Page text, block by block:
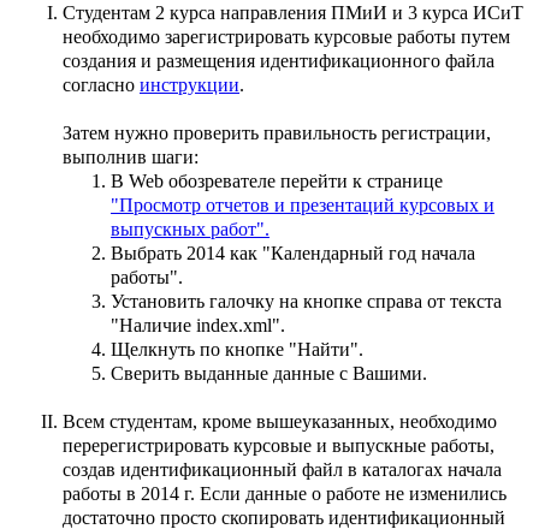
Студентам 2 курса направления ПМиИ и 3 курса ИСиТ
необходимо зарегистрировать курсовые работы путем
создания и размещения идентификационного файла
согласно инструкции.
Затем нужно проверить правильность регистрации,
выполнив шаги:
В Web обозревателе перейти к странице
"Просмотр отчетов и презентаций курсовых и
выпускных работ".
Выбрать 2014 как "Календарный год начала
работы".
Установить галочку на кнопке справа от текста
"Наличие index.xml".
Щелкнуть по кнопке "Найти".
Сверить выданные данные с Вашими.
Всем студентам, кроме вышеуказанных, необходимо
перерегистрировать курсовые и выпускные работы,
создав идентификационный файл в каталогах начала
работы в 2014 г. Если данные о работе не изменились
достаточно просто скопировать идентификационный